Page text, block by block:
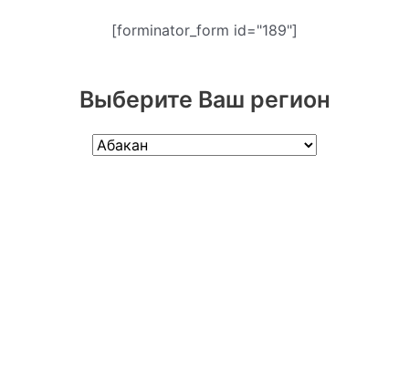
[forminator_form id="189"]
Выберите Ваш регион